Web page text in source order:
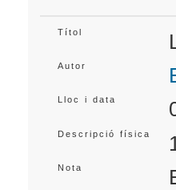
Títol
Autor
Lloc i data
Descripció física
Nota